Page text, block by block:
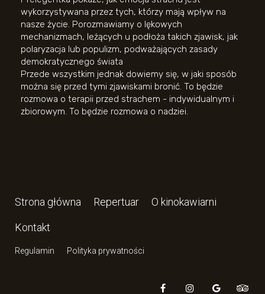
wykorzystywana przez tych, którzy mają wpływ na
nasze życie. Porozmawiamy o lękowych
mechanizmach, leżących u podłoża takich zjawisk, jak
polaryzacja lub populizm, podważających zasady
demokratycznego świata
Przede wszystkim jednak dowiemy się, w jaki sposób
można się przed tymi zjawiskami bronić. To będzie
rozmowa o terapii przed strachem - indywidualnym i
zbiorowym. To będzie rozmowa o nadziei.
Strona główna Repertuar O kinokawiarni
Kontakt
Regulamin Polityka prywatności